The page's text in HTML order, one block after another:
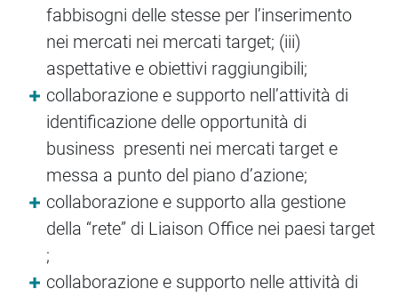
fabbisogni delle stesse per l’inserimento
nei mercati nei mercati target; (iii)
aspettative e obiettivi raggiungibili;
collaborazione e supporto nell’attività di
identificazione delle opportunità di
business presenti nei mercati target e
messa a punto del piano d’azione;
collaborazione e supporto alla gestione
della “rete” di Liaison Office nei paesi target
;
collaborazione e supporto nelle attività di